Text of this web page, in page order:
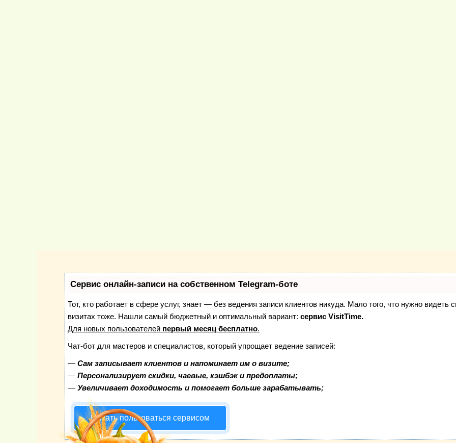
Сервис онлайн-записи на собственном Telegram-боте
Тот, кто работает в сфере услуг, знает — без ведения записи клиентов никуда. Мало того, что нужно видеть
визитах тоже. Нашли самый бюджетный и оптимальный вариант: сервис VisitTime.
Для новых пользователей первый месяц бесплатно.
Чат-бот для мастеров и специалистов, который упрощает ведение записей:
— Сам записывает клиентов и напоминает им о визите;
— Персонализирует скидки, чаевые, кэшбэк и предоплаты;
— Увеличивает доходимость и помогает больше зарабатывать;
Начать пользоваться сервисом